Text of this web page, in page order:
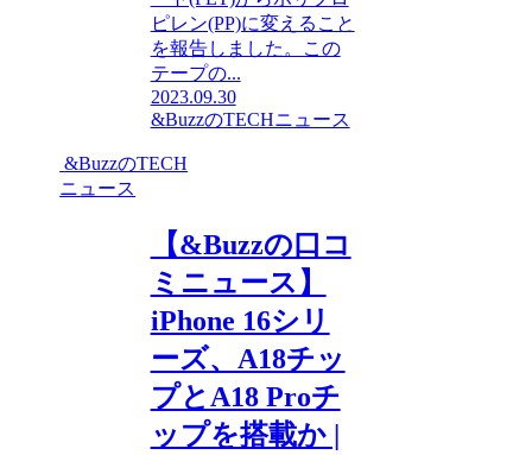
ピレン(PP)に変えること
を報告しました。この
テープの...
2023.09.30
&BuzzのTECHニュース
&BuzzのTECH
ニュース
【&Buzzの口コ
ミニュース】
iPhone 16シリ
ーズ、A18チッ
プとA18 Proチ
ップを搭載か |